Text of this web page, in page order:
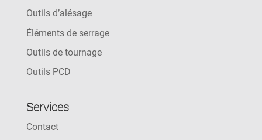
Outils d’alésage
Éléments de serrage
Outils de tournage
Outils PCD
Services
Contact